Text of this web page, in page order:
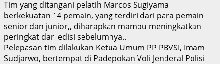
Tim yang ditangani pelatih Marcos Sugiyama
berkekuatan 14 pemain, yang terdiri dari para pemain
senior dan junior,, diharapkan mampu meningkatkan
peringkat dari edisi sebelumnya..
Pelepasan tim dilakukan Ketua Umum PP PBVSI, Imam
Sudjarwo, bertempat di Padepokan Voli Jenderal Polisi